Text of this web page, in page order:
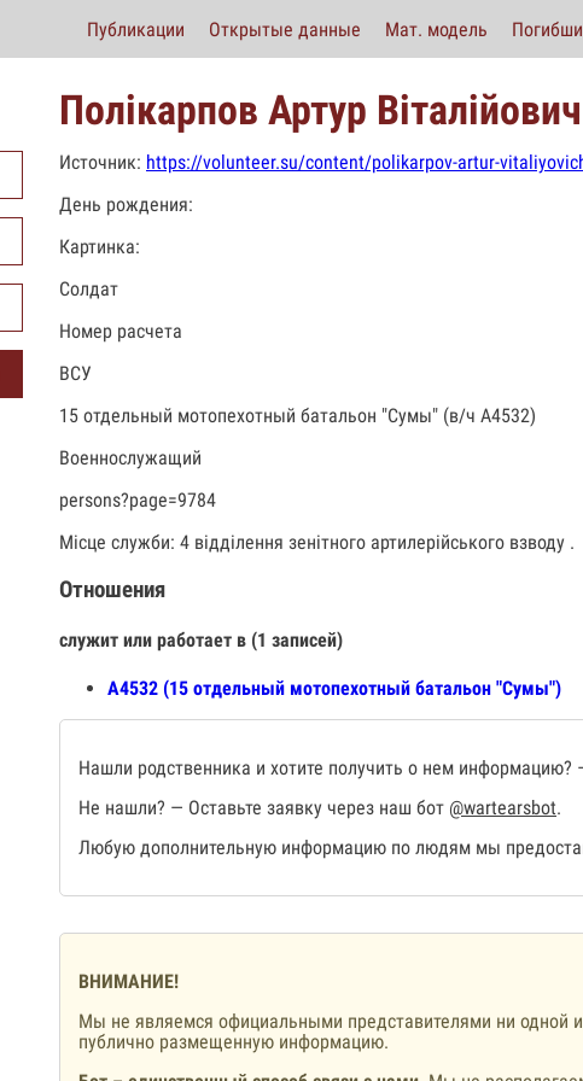
Публикации Открытые данные Мат. модель
Полікарпов Артур Віталійович
Источник: https://volunteer.su/content/polikarpov-artur-
День рождения:
Картинка:
Солдат
Номер расчета
ВСУ
15 отдельный мотопехотный батальон "Сумы" (в/ч А4532)
Военнослужащий
persons?page=9784
Місце служби: 4 відділення зенітного артилерійського взводу .
Отношения
служит или работает в (1 записей)
А4532 (15 отдельный мотопехотный батальон "Сумы")
Нашли родственника и хотите получить о нем информацию?
Не нашли? — Оставьте заявку через наш бот @wartearsbot.
Любую дополнительную информацию по людям мы
ВНИМАНИЕ!
Мы не являемся официальными представителями ни одной
публично размещенную информацию.